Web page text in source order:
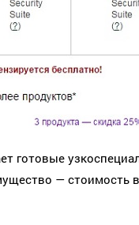
готовые
— стоимость